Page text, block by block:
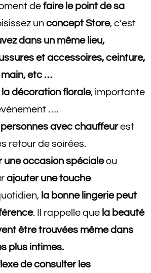
defaire le point de sa
un concept Store, c’est
dans un même lieu,
et accessoires, ceinture,
etc …
la décoration florale, importante
….
avec chauffeurest
retour de soirées.
une occasion spécialeou
ajouter une touche
la bonne lingerie peut
. Il rappelle que la beauté
être trouvées même dans
plus intimes.
de consulter les